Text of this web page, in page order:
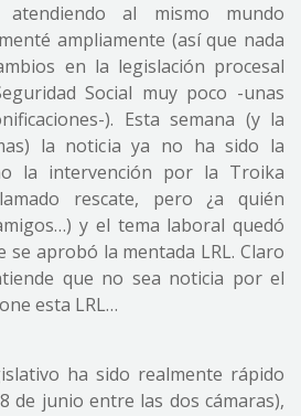
al mismo mundo
ampliamente (así que nada
en la legislación procesal
Social muy poco -unas
). Esta semana (y la
la noticia ya no ha sido la
la intervención por la Troika
rescate, pero ¿a quién
y el tema laboral quedó
se aprobó la mentada LRL. Claro
que no sea noticia por el
esta LRL…
ha sido realmente rápido
de junio entre las dos cámaras),